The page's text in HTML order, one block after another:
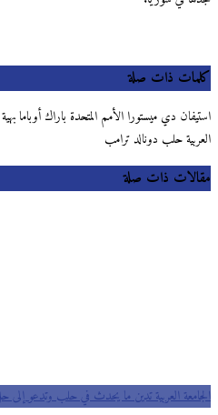
كلمات ذات صلة
استيفان دي ميستورا الأمم المتحدة باراك أوباما
العربية حلب دونالد ترامب
مقالات ذات صلة
الجامعة العربية تدين ما يحدث في حلب وتدعو